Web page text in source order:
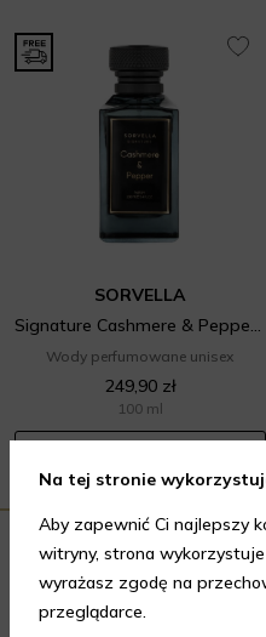
SORVELLA
Signature Cashmere & Pepper Parfum
Wody perfumowane unisex
249,90 zł
100 ml
Odkryj
Na tej stronie
Aby zapewnić Ci najlepszy
witryny, strona
wyrażasz zgodę na
przeglądarce.